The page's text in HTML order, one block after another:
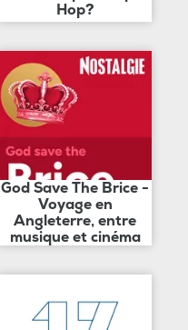
Hop?
God Save The Brice -
Voyage en
Angleterre, entre
musique et cinéma